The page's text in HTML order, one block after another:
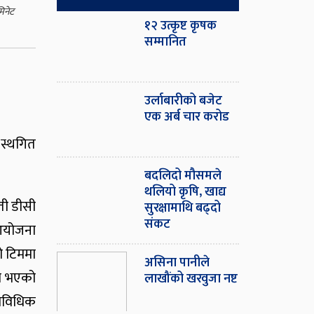
डीसी
भएको
१२ उत्कृष्ट कृषक
सम्मानित
उर्लाबारीको बजेट
एक अर्ब चार करोड
बदलिदो मौसमले
थलियो कृषि, खाद्य
सुरक्षामाथि बढ्दो
संकट
असिना पानीले
लाखौंको खरवुजा नष्ट